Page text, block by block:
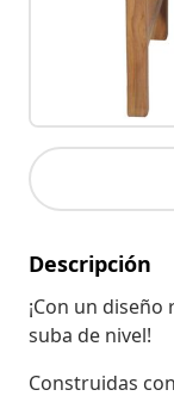
Descripción
¡Con un
suba de nivel!
Construidas